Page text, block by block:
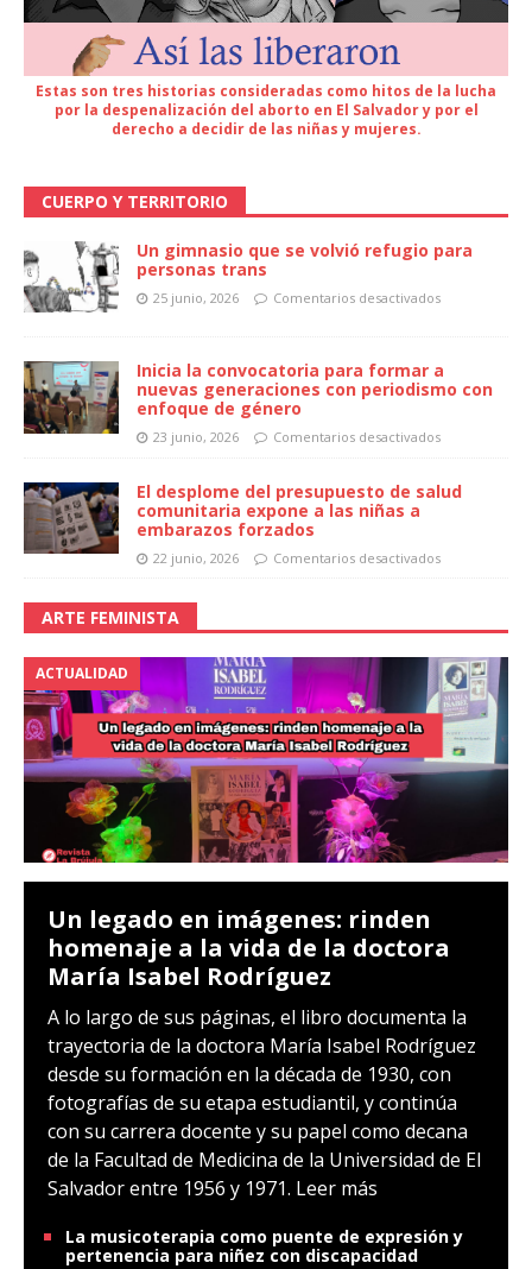
Estas son tres historias consideradas como hitos de la lucha
por la despenalización del aborto en El Salvador y por el
derecho a decidir de las niñas y mujeres.
CUERPO Y TERRITORIO
Un gimnasio que se volvió refugio para
personas trans
25 junio, 2026 Comentarios desactivados
Inicia la convocatoria para formar a
nuevas generaciones con periodismo con
enfoque de género
23 junio, 2026 Comentarios desactivados
El desplome del presupuesto de salud
comunitaria expone a las niñas a
embarazos forzados
22 junio, 2026 Comentarios desactivados
ARTE FEMINISTA
ACTUALIDAD
Un legado en imágenes: rinden
homenaje a la vida de la doctora
María Isabel Rodríguez
A lo largo de sus páginas, el libro documenta la
trayectoria de la doctora María Isabel Rodríguez
desde su formación en la década de 1930, con
fotografías de su etapa estudiantil, y continúa
con su carrera docente y su papel como decana
de la Facultad de Medicina de la Universidad de El
Salvador entre 1956 y 1971. Leer más
La musicoterapia como puente de expresión y
pertenencia para niñez con discapacidad